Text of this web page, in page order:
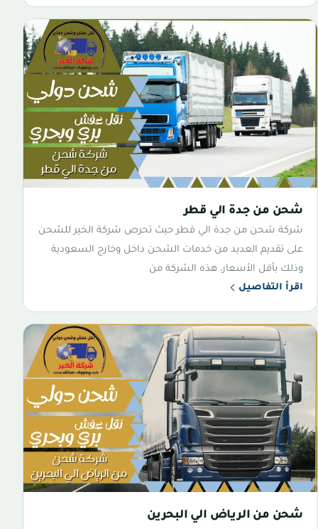
شحن من جدة الي قطر
شركة شحن من جدة الي قطر حيث تحرص شركة الخير للشحن
على تقديم العديد من خدمات الشحن داخل وخارج السعودية
وذلك بأقل الأسعار، هذه الشركة من
اقرأ التفاصيل
شحن من الرياض الي البحرين